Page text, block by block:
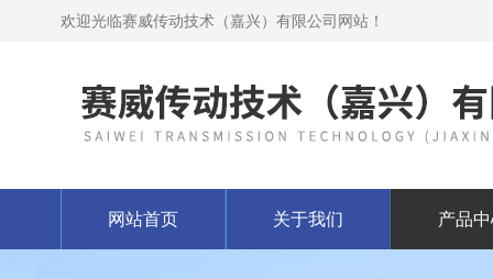
欢迎光临赛威传动技术（嘉兴）有限公司网站！
网站首页 关于我们 产品